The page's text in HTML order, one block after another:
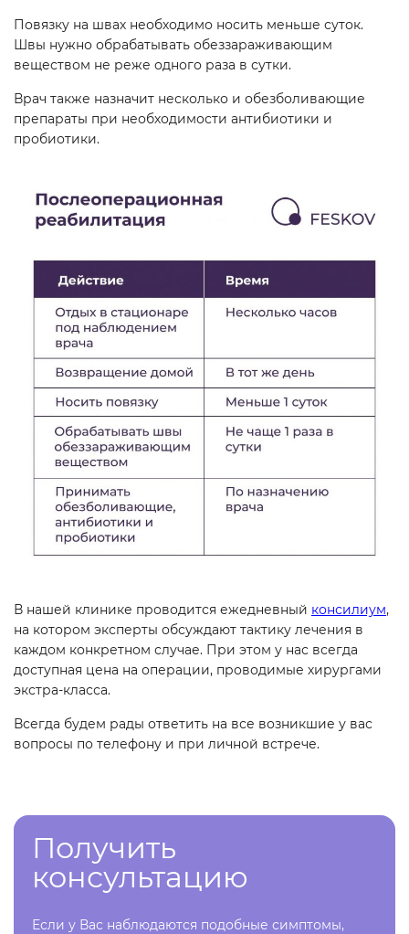
Повязку на швах необходимо носить меньше суток.
Швы нужно обрабатывать обеззараживающим
веществом не реже одного раза в сутки.
Врач также назначит несколько и обезболивающие
препараты при необходимости антибиотики и
пробиотики.
В нашей клинике проводится ежедневный консилиум,
на котором эксперты обсуждают тактику лечения в
каждом конкретном случае. При этом у нас всегда
доступная цена на операции, проводимые хирургами
экстра-класса.
Всегда будем рады ответить на все возникшие у вас
вопросы по телефону и при личной встрече.
Получить
консультацию
Если у Вас наблюдаются подобные симптомы,